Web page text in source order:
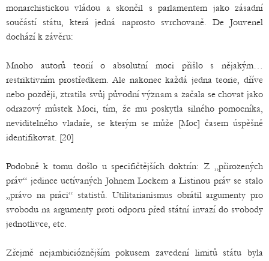
monarchistickou vládou a skončil s parlamentem jako zásadní
součástí státu, která jedná naprosto svrchovaně. De Jouvenel
dochází k závěru:
Mnoho autorů teorií o absolutní moci přišlo s nějakým…
restriktivním prostředkem. Ale nakonec každá jedna teorie, dříve
nebo později, ztratila svůj původní význam a začala se chovat jako
odrazový můstek Moci, tím, že mu poskytla silného pomocníka,
neviditelného vladaře, se kterým se může [Moc] časem úspěšně
identifikovat. [20]
Podobně k tomu došlo u specifičtějších doktrín: Z „přirozených
práv“ jedince uctívaných Johnem Lockem a Listinou práv se stalo
„právo na práci“ statistů. Utilitarianismus obrátil argumenty pro
svobodu na argumenty proti odporu před státní invazí do svobody
jednotlivce, etc.
Zřejmě nejambicióznějším pokusem zavedení limitů státu byla